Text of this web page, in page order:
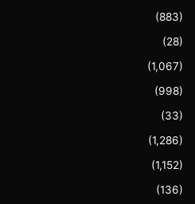
(883)
(28)
(1,067)
(998)
(33)
(1,286)
(1,152)
(136)